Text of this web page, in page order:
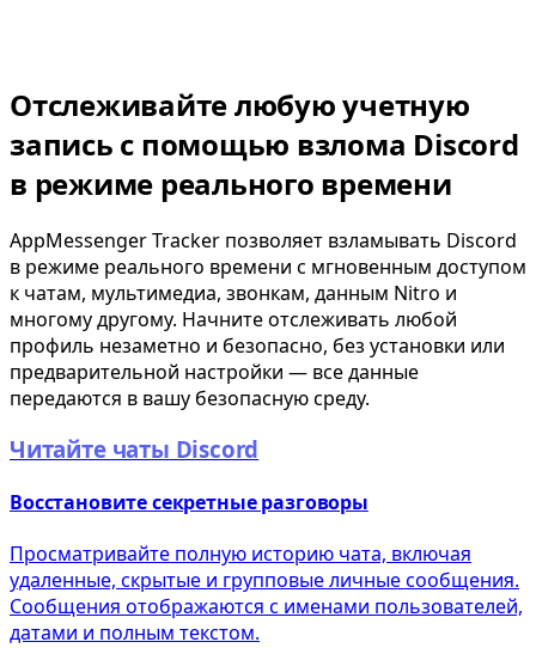
Отслеживайте любую учетную
запись с помощью взлома Discord
в режиме реального времени
AppMessenger Tracker позволяет взламывать Discord
в режиме реального времени с мгновенным доступом
к чатам, мультимедиа, звонкам, данным Nitro и
многому другому. Начните отслеживать любой
профиль незаметно и безопасно, без установки или
предварительной настройки — все данные
передаются в вашу безопасную среду.
Читайте чаты Discord
Восстановите секретные разговоры
Просматривайте полную историю чата, включая
удаленные, скрытые и групповые личные сообщения.
Сообщения отображаются с именами пользователей,
датами и полным текстом.